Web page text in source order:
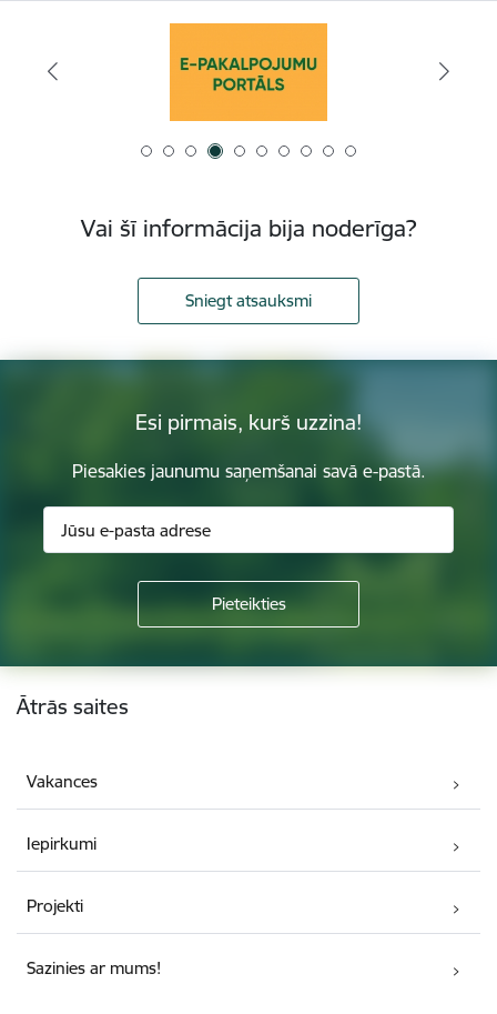
Vai šī informācija bija noderīga?
Sniegt atsauksmi
Esi pirmais, kurš uzzina!
Piesakies jaunumu saņemšanai savā e-pastā.
Kājene
Ātrās saites
Vakances
Iepirkumi
Projekti
Sazinies ar mums!